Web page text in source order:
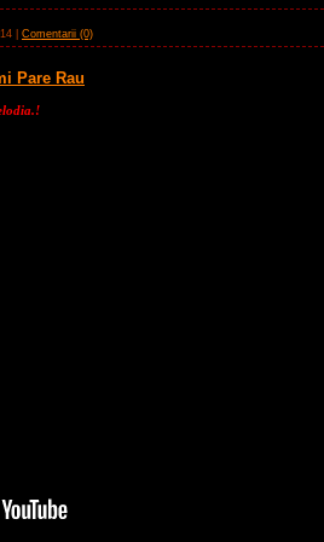
Comentarii (0)
Pare Rau